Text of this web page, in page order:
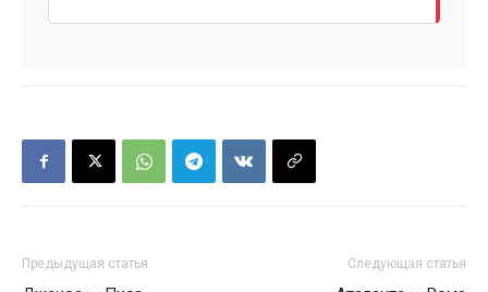
Предыдущая статья Следующая статья